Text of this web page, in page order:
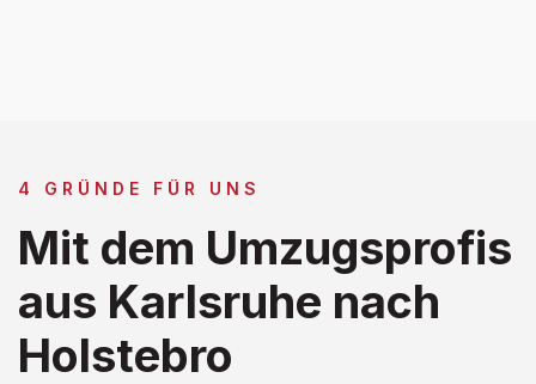
4 GRÜNDE FÜR UNS
Mit dem Umzugsprofis
aus Karlsruhe nach
Holstebro